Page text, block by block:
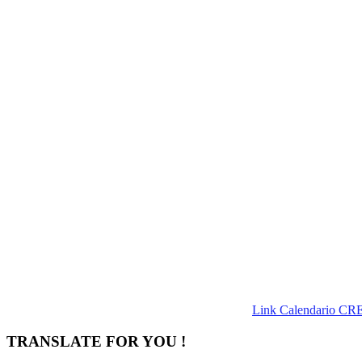
Link Calendario
TRANSLATE FOR YOU !